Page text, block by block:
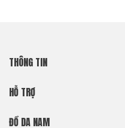
THÔNG TIN
HỖ TRỢ
ĐỒ DA NAM